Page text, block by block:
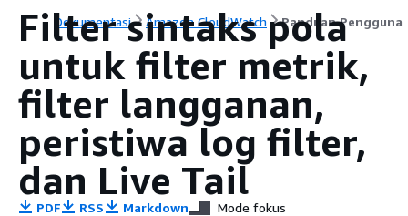
Dokumentasi Amazon CloudWatch Panduan Pengguna
Filter sintaks pola
untuk filter metrik,
filter langganan,
peristiwa log filter,
dan Live Tail
PDF RSS Markdown Mode fokus